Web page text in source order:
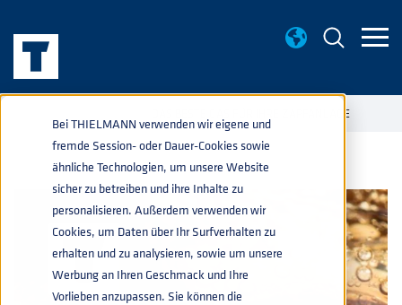
Bei THIELMANN verwenden wir eigene und
fremde Session- oder Dauer-Cookies sowie
ähnliche Technologien, um unsere Website
sicher zu betreiben und ihre Inhalte zu
personalisieren. Außerdem verwenden wir
Cookies, um Daten über Ihr Surfverhalten zu
erhalten und zu analysieren, sowie um unsere
Werbung an Ihren Geschmack und Ihre
Vorlieben anzupassen. Sie können die
DAS BESTE GAS FÜR IHRE ZAPFANLAGE